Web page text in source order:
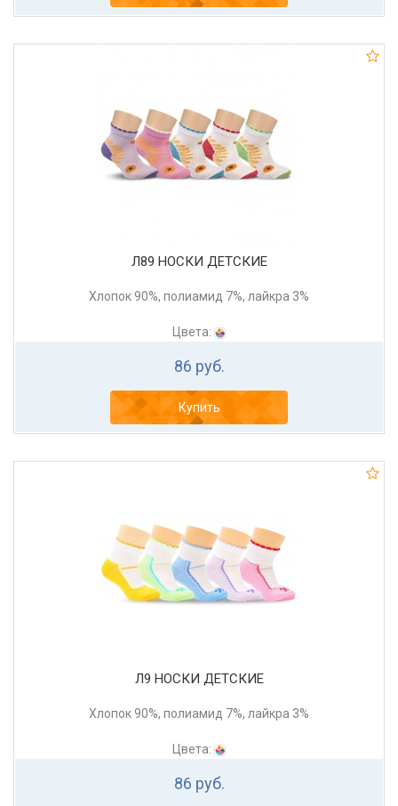
Л89 НОСКИ ДЕТСКИЕ
Хлопок 90%, полиамид 7%, лайкра 3%
Цвета:
86 руб.
Купить
Л9 НОСКИ ДЕТСКИЕ
Хлопок 90%, полиамид 7%, лайкра 3%
Цвета:
86 руб.